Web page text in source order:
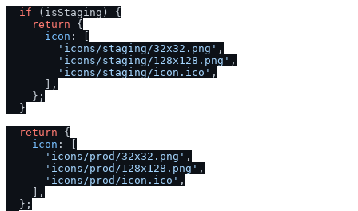
if (isStaging) {
return {
icon : [
'icons /staging /32x32.png' ,
'icons /staging /128x128.png' ,
'icons /staging /icon.ico' ,
      ],
    };
  }
return {
icon : [
'icons /prod /32x32.png' ,
'icons /prod /128x128.png' ,
'icons /prod /icon.ico' ,
    ],
  };